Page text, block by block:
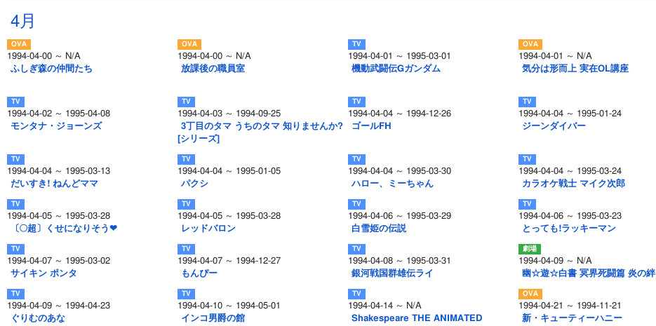
4月
1994-04-00 ～ N/A
ふしぎ森の仲間たち
1994-04-00 ～ N/A
放課後の職員室
1994-04-01 ～ 1995-03-01
機動武闘伝Gガンダム
1994-04-01 ～ N/A
気分は形而上 実在OL講座
1994-04-02 ～ 1995-04-08
モンタナ・ジョーンズ
1994-04-03 ～ 1994-09-25
3丁目のタマ うちのタマ 知りませんか?
[シリーズ]
1994-04-04 ～ 1994-12-26
ゴールFH
1994-04-04 ～ 1995-01-24
ジーンダイバー
1994-04-04 ～ 1995-03-13
だいすき! ねんどママ
1994-04-04 ～ 1995-01-05
パクシ
1994-04-04 ～ 1995-03-30
ハロー、ミーちゃん
1994-04-04 ～ 1995-03-24
カラオケ戦士 マイク次郎
1994-04-05 ～ 1995-03-28
〔○超〕くせになりそう❤
1994-04-05 ～ 1995-03-28
レッドバロン
1994-04-06 ～ 1995-03-29
白雪姫の伝説
1994-04-06 ～ 1995-03-23
とっても!ラッキーマン
1994-04-07 ～ 1995-03-02
サイキン ポンタ
1994-04-07 ～ 1994-12-27
もんぴー
1994-04-08 ～ 1995-03-31
銀河戦国群雄伝ライ
1994-04-09 ～ N/A
幽☆遊☆白書 冥界死闘篇 炎の絆
1994-04-09 ～ 1994-04-23
ぐりむのあな
1994-04-10 ～ 1994-05-01
インコ男爵の館
1994-04-14 ～ N/A
Shakespeare THE ANIMATED
1994-04-21 ～ 1994-11-21
新・キューティーハニー